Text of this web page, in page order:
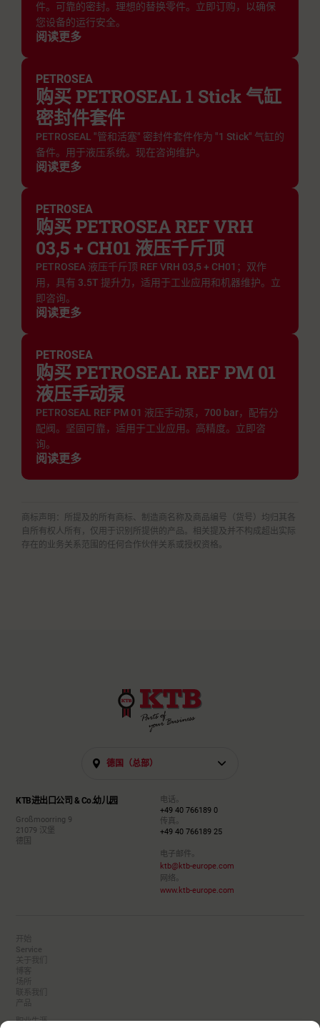
件。可靠的密封。理想的替换零件。立即订购，以确保
您设备的运行安全。
阅读更多
PETROSEA
购买 PETROSEAL 1 Stick 气缸
密封件套件
PETROSEAL "管和活塞" 密封件套件作为 "1 Stick" 气缸的
备件。用于液压系统。现在咨询维护。
阅读更多
PETROSEA
购买 PETROSEA REF VRH
03,5 + CH01 液压千斤顶
PETROSEA 液压千斤顶 REF VRH 03,5 + CH01；双作
用，具有 3.5T 提升力，适用于工业应用和机器维护。立
即咨询。
阅读更多
PETROSEA
购买 PETROSEAL REF PM 01
液压手动泵
PETROSEAL REF PM 01 液压手动泵，700 bar，配有分
配阀。坚固可靠，适用于工业应用。高精度。立即咨
询。
阅读更多
商标声明：所提及的所有商标、制造商名称及商品编号（货号）均归其各
自所有权人所有，仅用于识别所提供的产品。相关提及并不构成超出实际
存在的业务关系范围的任何合作伙伴关系或授权资格。
德国（总部）
KTB进出口公司 & Co.幼儿园
Großmoorring 9
21079 汉堡
德国
电话。
+49 40 766189 0
传真。
+49 40 766189 25
电子邮件。
ktb@ktb-europe.com
网络。
www.ktb-europe.com
开始
Service
关于我们
博客
场所
联系我们
产品
职业生涯